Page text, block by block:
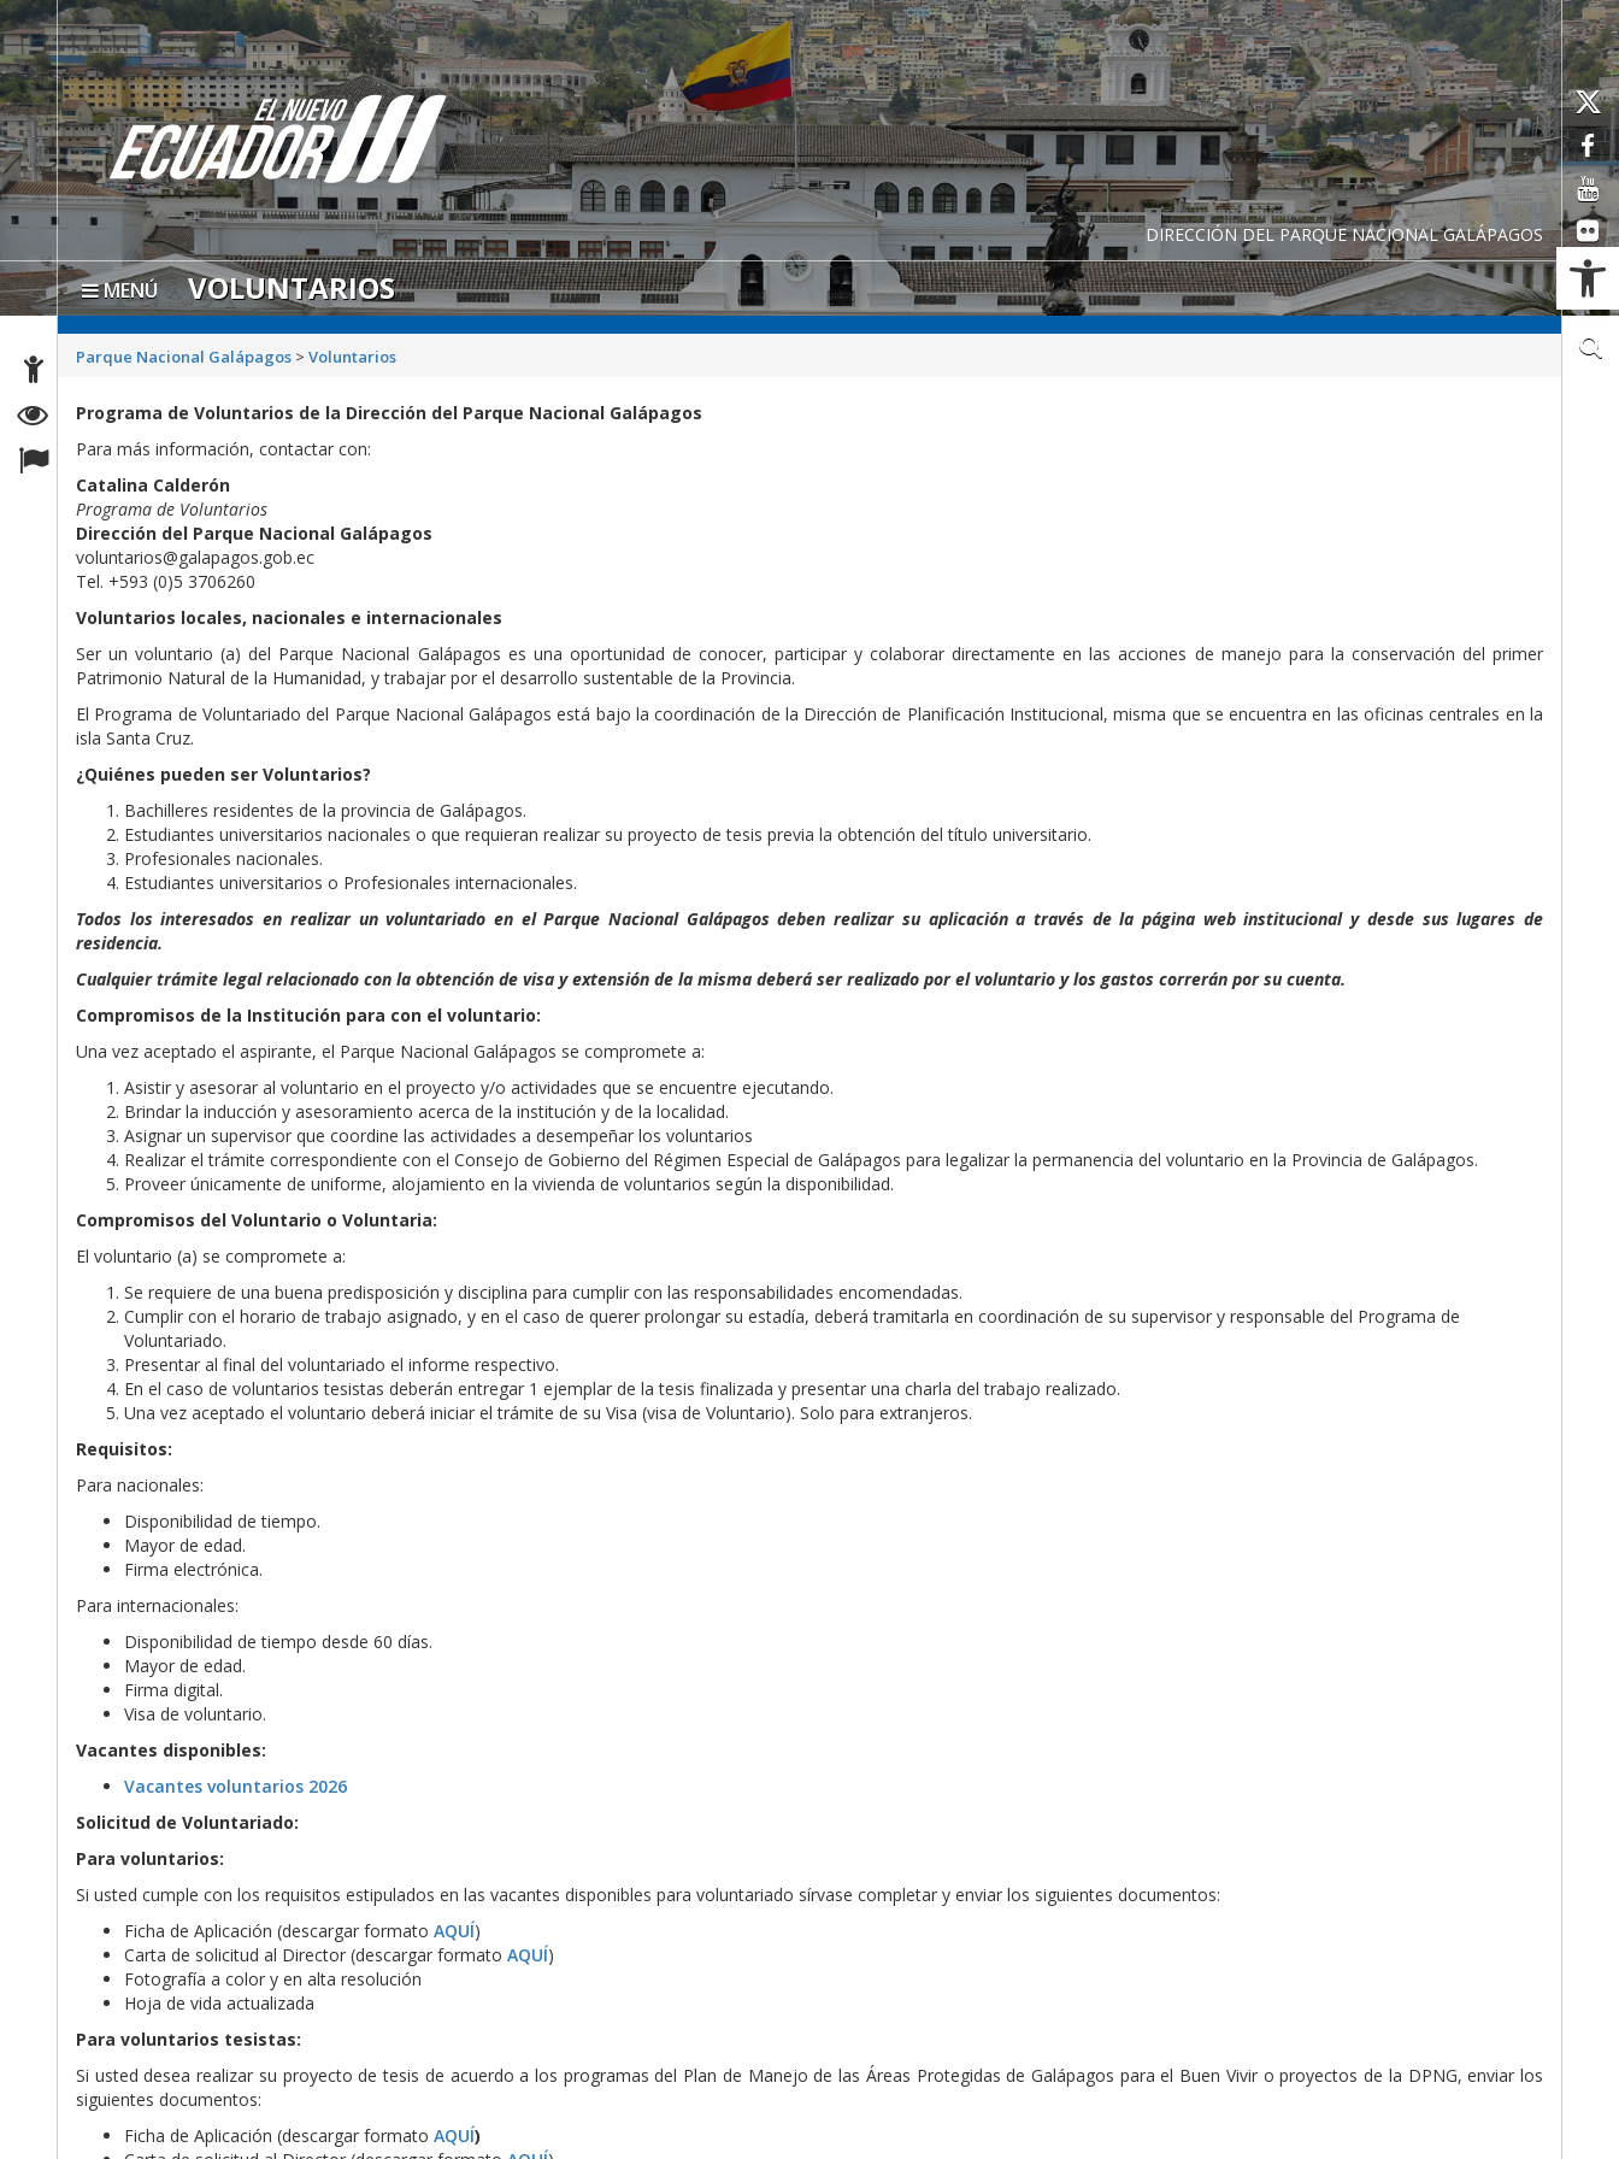
DIRECCIÓN DEL PARQUE NACIONAL GALÁPAGOS
MENÚ VOLUNTARIOS
Parque Nacional Galápagos >Voluntarios
Programa de Voluntarios de la Dirección del Parque Nacional Galápagos
Para más información, contactar con:
Catalina Calderón
Programa de Voluntarios
Dirección del Parque Nacional Galápagos
voluntarios@galapagos.gob.ec
Tel. +593 (0)5 3706260
Voluntarios locales, nacionales e internacionales
Ser un voluntario (a) del Parque Nacional Galápagos es una oportunidad de conocer, participar y colaborar directamente en las acciones de manejo para la conservación del primer
Patrimonio Natural de la Humanidad, y trabajar por el desarrollo sustentable de la Provincia.
El Programa de Voluntariado del Parque Nacional Galápagos está bajo la coordinación de la Dirección de Planificación Institucional, misma que se encuentra en las oficinas centrales en la
isla Santa Cruz.
¿Quiénes pueden ser Voluntarios?
Bachilleres residentes de la provincia de Galápagos.
Estudiantes universitarios nacionales o que requieran realizar su proyecto de tesis previa la obtención del título universitario.
Profesionales nacionales.
Estudiantes universitarios o Profesionales internacionales.
Todos los interesados en realizar un voluntariado en el Parque Nacional Galápagos deben realizar su aplicación a través de la página web institucional y desde sus lugares de
residencia.
Cualquier trámite legal relacionado con la obtención de visa y extensión de la misma deberá ser realizado por el voluntario y los gastos correrán por su cuenta.
Compromisos de la Institución para con el voluntario:
Una vez aceptado el aspirante, el Parque Nacional Galápagos se compromete a:
Asistir y asesorar al voluntario en el proyecto y/o actividades que se encuentre ejecutando.
Brindar la inducción y asesoramiento acerca de la institución y de la localidad.
Asignar un supervisor que coordine las actividades a desempeñar los voluntarios
Realizar el trámite correspondiente con el Consejo de Gobierno del Régimen Especial de Galápagos para legalizar la permanencia del voluntario en la Provincia de Galápagos.
Proveer únicamente de uniforme, alojamiento en la vivienda de voluntarios según la disponibilidad.
Compromisos del Voluntario o Voluntaria:
El voluntario (a) se compromete a:
Se requiere de una buena predisposición y disciplina para cumplir con las responsabilidades encomendadas.
Cumplir con el horario de trabajo asignado, y en el caso de querer prolongar su estadía, deberá tramitarla en coordinación de su supervisor y responsable del Programa de
Voluntariado.
Presentar al final del voluntariado el informe respectivo.
En el caso de voluntarios tesistas deberán entregar 1 ejemplar de la tesis finalizada y presentar una charla del trabajo realizado.
Una vez aceptado el voluntario deberá iniciar el trámite de su Visa (visa de Voluntario). Solo para extranjeros.
Requisitos:
Para nacionales:
Disponibilidad de tiempo.
Mayor de edad.
Firma electrónica.
Para internacionales:
Disponibilidad de tiempo desde 60 días.
Mayor de edad.
Firma digital.
Visa de voluntario.
Vacantes disponibles:
Vacantes voluntarios 2026
Solicitud de Voluntariado:
Para voluntarios:
Si usted cumple con los requisitos estipulados en las vacantes disponibles para voluntariado sírvase completar y enviar los siguientes documentos:
Ficha de Aplicación (descargar formatoAQUÍ)
Carta de solicitud al Director (descargar formatoAQUÍ)
Fotografía a color y en alta resolución
Hoja de vida actualizada
Para voluntarios tesistas:
Si usted desea realizar su proyecto de tesis de acuerdo a los programas del Plan de Manejo de las Áreas Protegidas de Galápagos para el Buen Vivir o proyectos de la DPNG, enviar los
siguientes documentos:
Ficha de Aplicación (descargar formatoAQUÍ)